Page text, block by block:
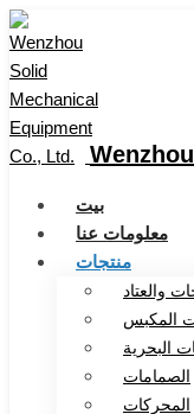
بيت
معلومات عنا
منتجات
والعتاد
المكبس
البحرية
الصمامات
المحركات